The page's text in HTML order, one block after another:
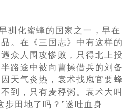
驯化蜜蜂的国家之一，早在
。在《三国志》中有这样的
众人围攻惨败，只得北上投
路途中被向曹操借兵的刘备
天气炎热，袁术找庖官要蜂
到，只有麦稃粥。袁术大叫
步田地了吗？”遂吐血身